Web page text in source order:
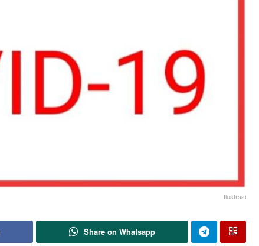
Ilustrasi
Share on Whatsapp